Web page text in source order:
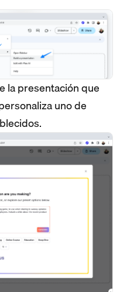
la presentación que
uno de